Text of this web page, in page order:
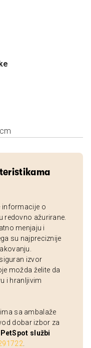
informacije o
redovno ažurirane.
menjaju i
su najpreciznije
izvor
možda želite da
i hranljivim
sa ambalaže
dobar izbor za
PetSpot službi